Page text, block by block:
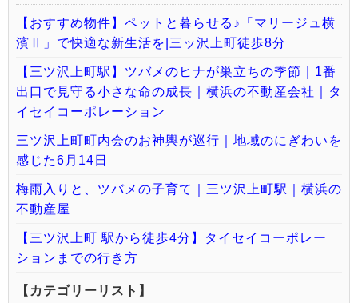
【おすすめ物件】ペットと暮らせる♪「マリージュ横
濱Ⅱ」で快適な新生活を|三ッ沢上町徒歩8分
【三ツ沢上町駅】ツバメのヒナが巣立ちの季節｜1番
出口で見守る小さな命の成長｜横浜の不動産会社｜タ
イセイコーポレーション
三ツ沢上町町内会のお神輿が巡行｜地域のにぎわいを
感じた6月14日
梅雨入りと、ツバメの子育て｜三ツ沢上町駅｜横浜の
不動産屋
【三ツ沢上町 駅から徒歩4分】タイセイコーポレー
ションまでの行き方
【カテゴリーリスト】